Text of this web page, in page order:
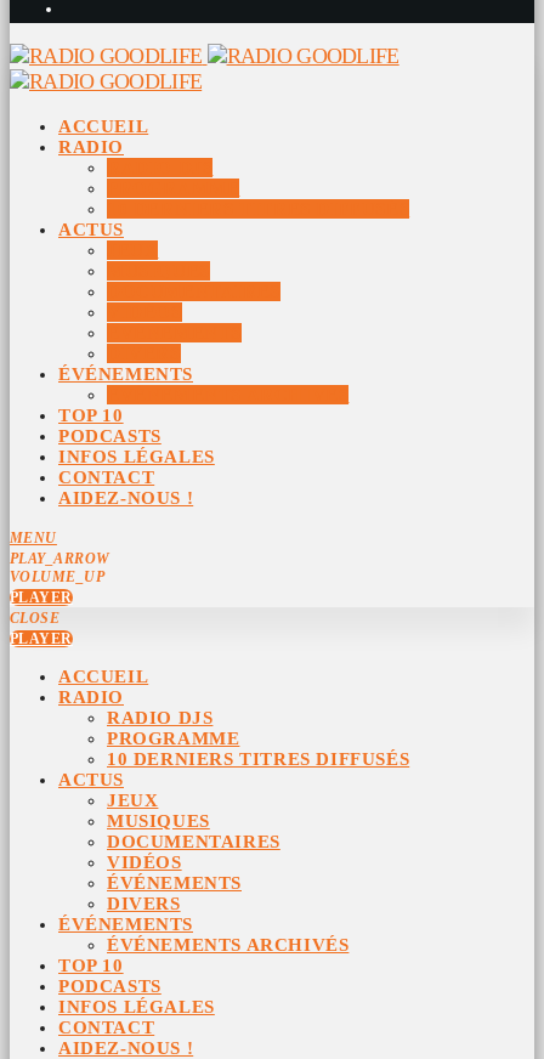
ACCUEIL
RADIO
ACTUS
ÉVÉNEMENTS
TOP 10
PODCASTS
INFOS LÉGALES
CONTACT
AIDEZ-NOUS !
MENU
PLAY_ARROW
VOLUME_UP
PLAYER
CLOSE
PLAYER
ACCUEIL
RADIO
RADIO DJS
PROGRAMME
10 DERNIERS TITRES DIFFUSÉS
ACTUS
JEUX
MUSIQUES
DOCUMENTAIRES
VIDÉOS
ÉVÉNEMENTS
DIVERS
ÉVÉNEMENTS
ÉVÉNEMENTS ARCHIVÉS
TOP 10
PODCASTS
INFOS LÉGALES
CONTACT
AIDEZ-NOUS !